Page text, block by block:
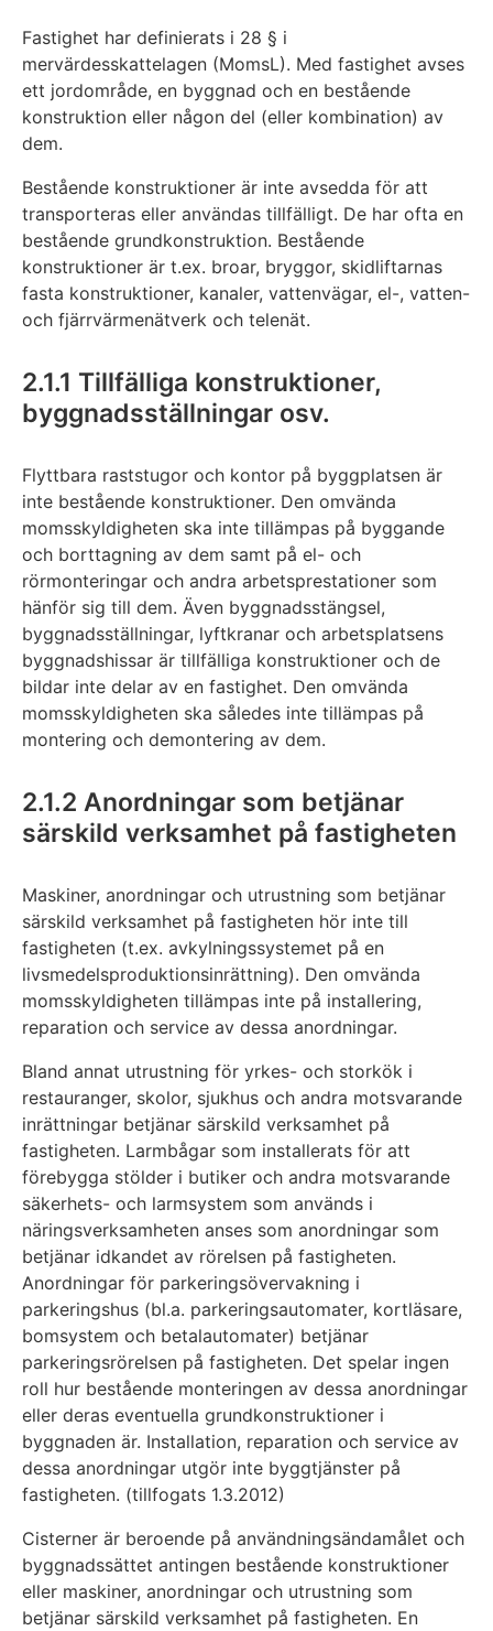
Fastighet har definierats i 28 § i
mervärdesskattelagen (MomsL). Med fastighet avses
ett jordområde, en byggnad och en bestående
konstruktion eller någon del (eller kombination) av
dem.
Bestående konstruktioner är inte avsedda för att
transporteras eller användas tillfälligt. De har ofta en
bestående grundkonstruktion. Bestående
konstruktioner är t.ex. broar, bryggor, skidliftarnas
fasta konstruktioner, kanaler, vattenvägar, el-, vatten-
och fjärrvärmenätverk och telenät.
2.1.1 Tillfälliga konstruktioner,
byggnadsställningar osv.
Flyttbara raststugor och kontor på byggplatsen är
inte bestående konstruktioner. Den omvända
momsskyldigheten ska inte tillämpas på byggande
och borttagning av dem samt på el- och
rörmonteringar och andra arbetsprestationer som
hänför sig till dem. Även byggnadsstängsel,
byggnadsställningar, lyftkranar och arbetsplatsens
byggnadshissar är tillfälliga konstruktioner och de
bildar inte delar av en fastighet. Den omvända
momsskyldigheten ska således inte tillämpas på
montering och demontering av dem.
2.1.2 Anordningar som betjänar
särskild verksamhet på fastigheten
Maskiner, anordningar och utrustning som betjänar
särskild verksamhet på fastigheten hör inte till
fastigheten (t.ex. avkylningssystemet på en
livsmedelsproduktionsinrättning). Den omvända
momsskyldigheten tillämpas inte på installering,
reparation och service av dessa anordningar.
Bland annat utrustning för yrkes- och storkök i
restauranger, skolor, sjukhus och andra motsvarande
inrättningar betjänar särskild verksamhet på
fastigheten. Larmbågar som installerats för att
förebygga stölder i butiker och andra motsvarande
säkerhets- och larmsystem som används i
näringsverksamheten anses som anordningar som
betjänar idkandet av rörelsen på fastigheten.
Anordningar för parkeringsövervakning i
parkeringshus (bl.a. parkeringsautomater, kortläsare,
bomsystem och betalautomater) betjänar
parkeringsrörelsen på fastigheten. Det spelar ingen
roll hur bestående monteringen av dessa anordningar
eller deras eventuella grundkonstruktioner i
byggnaden är. Installation, reparation och service av
dessa anordningar utgör inte byggtjänster på
fastigheten. (tillfogats 1.3.2012)
Cisterner är beroende på användningsändamålet och
byggnadssättet antingen bestående konstruktioner
eller maskiner, anordningar och utrustning som
betjänar särskild verksamhet på fastigheten. En